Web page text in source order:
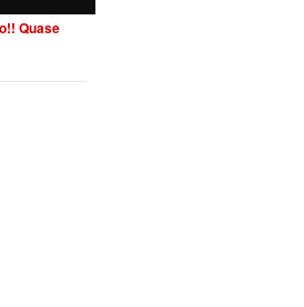
Quase